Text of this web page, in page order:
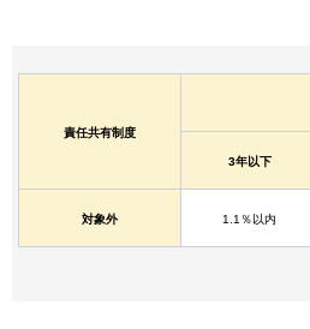
責任共有制度
3年以下
対象外 1.1％以内